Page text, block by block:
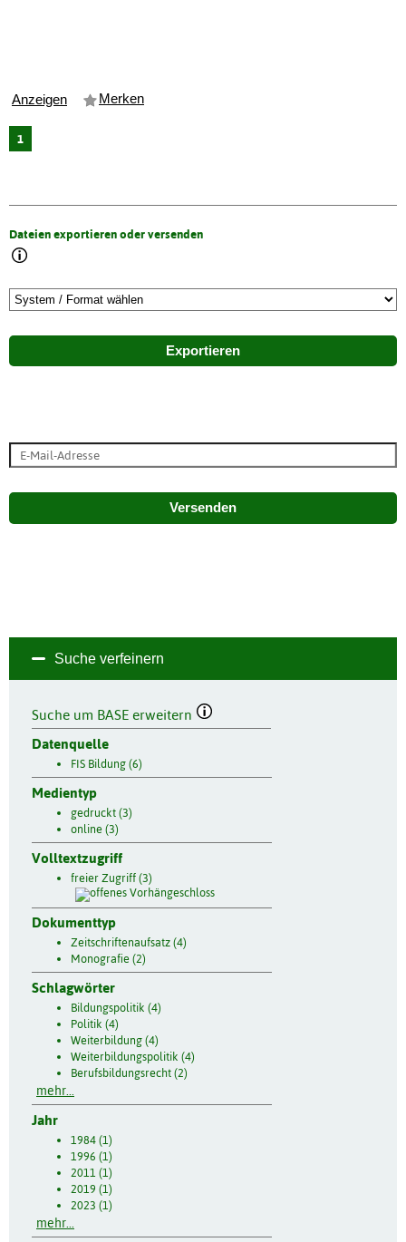
Anzeigen Merken
1
Dateien exportieren oder versenden
Exportieren
Versenden
Suche verfeinern
Suche um BASE erweitern
Datenquelle
FIS Bildung (6)
Medientyp
gedruckt (3)
online (3)
Volltextzugriff
freier Zugriff (3)
Dokumenttyp
Zeitschriftenaufsatz (4)
Monografie (2)
Schlagwörter
Bildungspolitik (4)
Politik (4)
Weiterbildung (4)
Weiterbildungspolitik (4)
Berufsbildungsrecht (2)
mehr...
Jahr
1984 (1)
1996 (1)
2011 (1)
2019 (1)
2023 (1)
mehr...